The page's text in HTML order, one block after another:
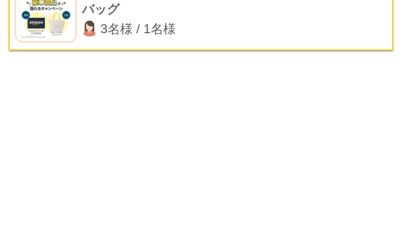
バッグ
3名様 / 1名様